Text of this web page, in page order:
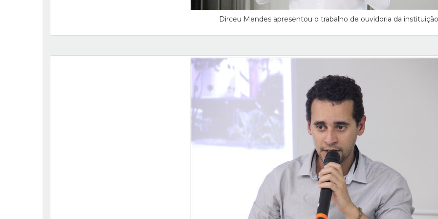
Dirceu Mendes apresentou o trabalho de ouvidoria da instituição